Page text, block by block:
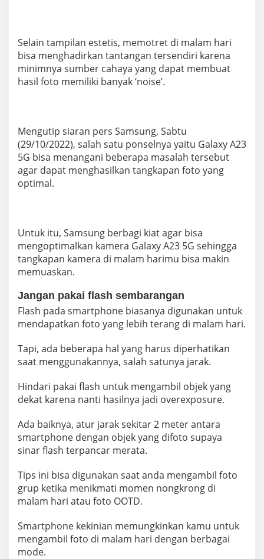
Selain tampilan estetis, memotret di malam hari
bisa menghadirkan tantangan tersendiri karena
minimnya sumber cahaya yang dapat membuat
hasil foto memiliki banyak ‘noise’.
Mengutip siaran pers Samsung, Sabtu
(29/10/2022), salah satu ponselnya yaitu Galaxy A23
5G bisa menangani beberapa masalah tersebut
agar dapat menghasilkan tangkapan foto yang
optimal.
Untuk itu, Samsung berbagi kiat agar bisa
mengoptimalkan kamera Galaxy A23 5G sehingga
tangkapan kamera di malam harimu bisa makin
memuaskan.
Jangan pakai flash sembarangan
Flash pada smartphone biasanya digunakan untuk
mendapatkan foto yang lebih terang di malam hari.
Tapi, ada beberapa hal yang harus diperhatikan
saat menggunakannya, salah satunya jarak.
Hindari pakai flash untuk mengambil objek yang
dekat karena nanti hasilnya jadi overexposure.
Ada baiknya, atur jarak sekitar 2 meter antara
smartphone dengan objek yang difoto supaya
sinar flash terpancar merata.
Tips ini bisa digunakan saat anda mengambil foto
grup ketika menikmati momen nongkrong di
malam hari atau foto OOTD.
Smartphone kekinian memungkinkan kamu untuk
mengambil foto di malam hari dengan berbagai
mode.